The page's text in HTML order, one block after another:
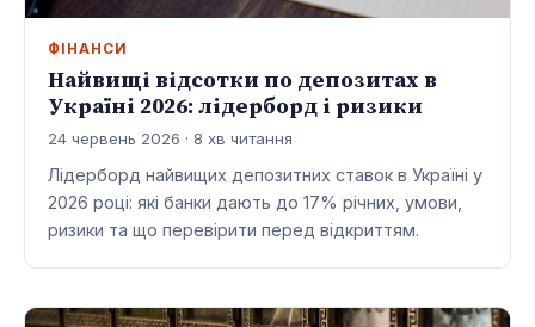
ФІНАНСИ
Найвищі відсотки по депозитах в
Україні 2026: лідерборд і ризики
24 червень 2026 · 8 хв читання
Лідерборд найвищих депозитних ставок в Україні у
2026 році: які банки дають до 17% річних, умови,
ризики та що перевірити перед відкриттям.